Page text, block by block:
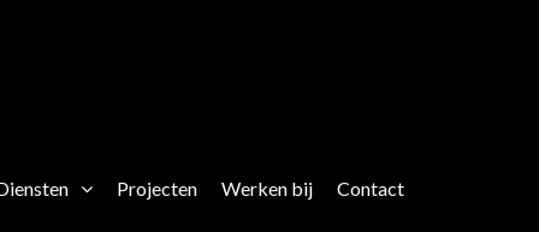
Projecten Werken bij Contact